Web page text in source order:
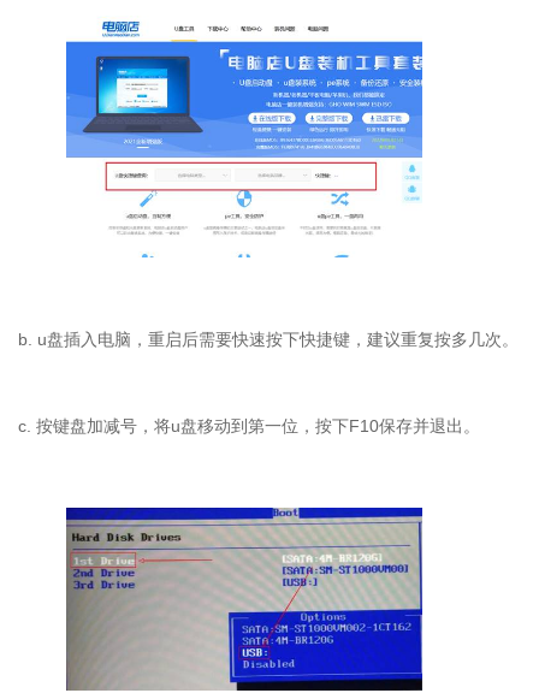
b. u盘插入电脑，重启后需要快速按下快捷键，建议重复按多几次。
c. 按键盘加减号，将u盘移动到第一位，按下F10保存并退出。